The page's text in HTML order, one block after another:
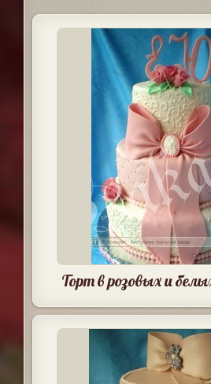
Торт в розовых и